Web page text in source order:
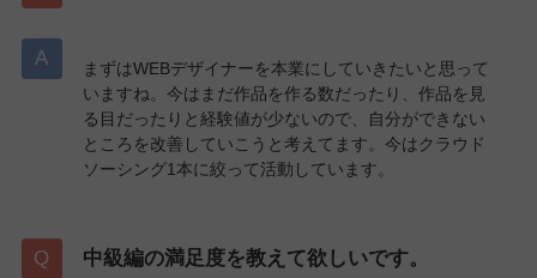
まずはWEBデザイナーを本業にしていきたいと思って
いますね。今はまだ作品を作る数だったり、作品を見
る目だったりと経験値が少ないので、自分ができない
ところを改善していこうと考えてます。今はクラウド
ソーシング1本に絞って活動しています。
中級編の満足度を教えて欲しいです。